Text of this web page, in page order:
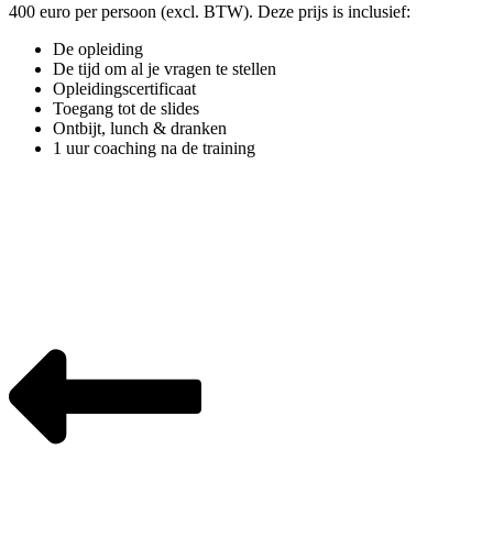
400 euro per persoon (excl. BTW). Deze prijs is inclusief:
De opleiding
De tijd om al je vragen te stellen
Opleidingscertificaat
Toegang tot de slides
Ontbijt, lunch & dranken
1 uur coaching na de training